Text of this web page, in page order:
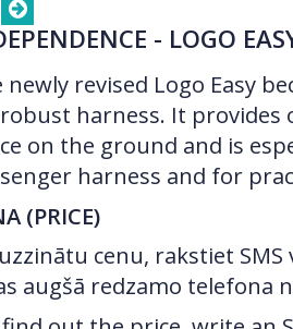
- LOGO
newly revised Logo Easy
harness. It
on the ground and is
harness and for
(PRICE)
cenu, rakstiet
augšā redzamo telefona